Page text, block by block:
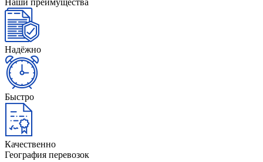
Наши преимущества
Надёжно
Быстро
Качественно
География перевозок